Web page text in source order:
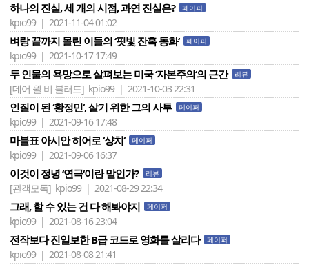
하나의 진실, 세 개의 시점, 과연 진실은? 페이퍼
kpio99 | 2021-11-04 01:02
벼랑 끝까지 몰린 이들의 ‘핏빛 잔혹 동화‘ 페이퍼
kpio99 | 2021-10-17 17:49
두 인물의 욕망으로 살펴보는 미국 ‘자본주의‘의 근간 리뷰
[데어 윌 비 블러드] kpio99 | 2021-10-03 22:31
인질이 된 ‘황정민‘, 살기 위한 그의 사투 페이퍼
kpio99 | 2021-09-16 17:48
마블표 아시안 히어로 ‘샹치‘ 페이퍼
kpio99 | 2021-09-06 16:37
이것이 정녕 ‘연극‘이란 말인가? 리뷰
[관객모독] kpio99 | 2021-08-29 22:34
그래, 할 수 있는 건 다 해봐야지 페이퍼
kpio99 | 2021-08-16 23:04
전작보다 진일보한 B급 코드로 영화를 살리다 페이퍼
kpio99 | 2021-08-08 21:41